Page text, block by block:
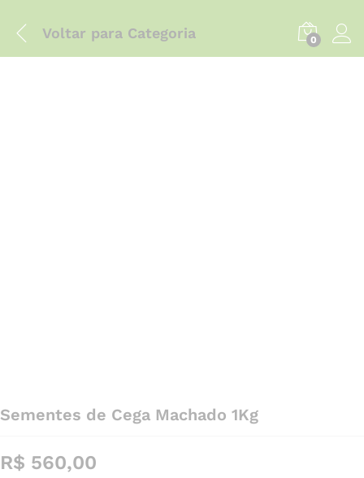
Voltar para Categoria 0
Sementes de Cega Machado 1Kg
R$ 560,00